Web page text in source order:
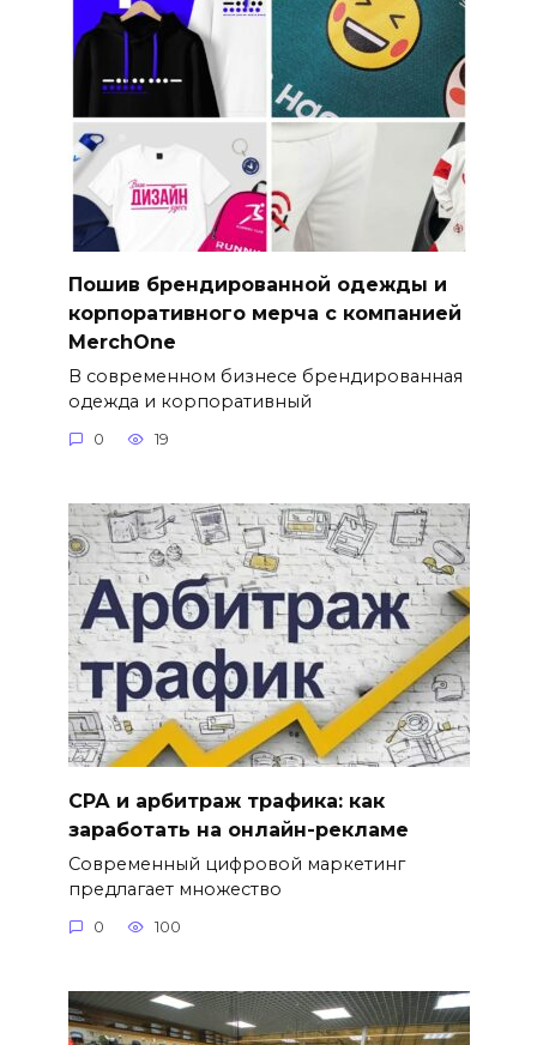
Пошив брендированной одежды и
корпоративного мерча с компанией
MerchOne
В современном бизнесе брендированная
одежда и корпоративный
0 19
СРА и арбитраж трафика: как
заработать на онлайн-рекламе
Современный цифровой маркетинг
предлагает множество
0 100